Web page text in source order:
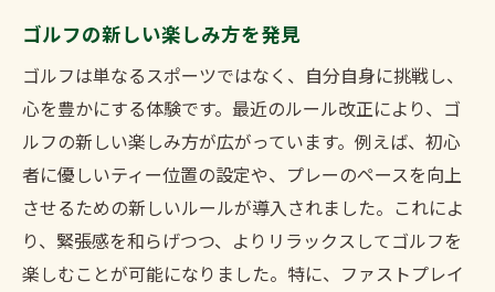
ゴルフの新しい楽しみ方を発見
ゴルフは単なるスポーツではなく、自分自身に挑戦し、
心を豊かにする体験です。最近のルール改正により、ゴ
ルフの新しい楽しみ方が広がっています。例えば、初心
者に優しいティー位置の設定や、プレーのペースを向上
させるための新しいルールが導入されました。これによ
り、緊張感を和らげつつ、よりリラックスしてゴルフを
楽しむことが可能になりました。特に、ファストプレイ